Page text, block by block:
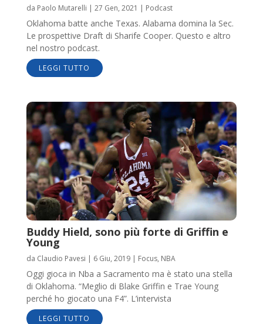
da Paolo Mutarelli | 27 Gen, 2021 | Podcast
Oklahoma batte anche Texas. Alabama domina la Sec.
Le prospettive Draft di Sharife Cooper. Questo e altro
nel nostro podcast.
LEGGI TUTTO
Buddy Hield, sono più forte di Griffin e
Young
da Claudio Pavesi | 6 Giu, 2019| Focus, NBA
Oggi gioca in Nba a Sacramento ma è stato una stella
di Oklahoma. “Meglio di Blake Griffin e Trae Young
perché ho giocato una F4”. L’intervista
LEGGI TUTTO